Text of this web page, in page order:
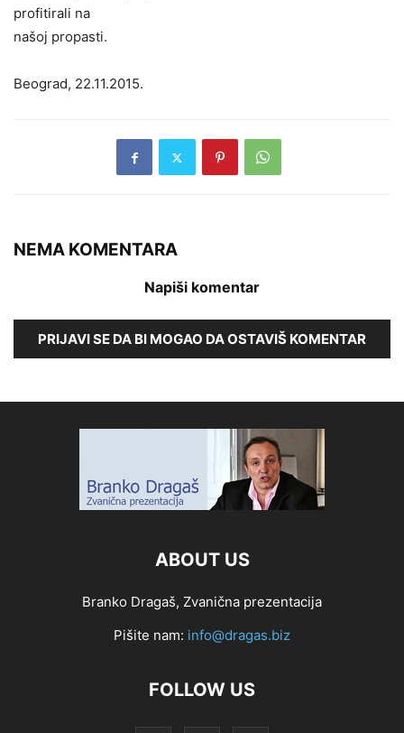
profitirali na
našoj propasti.
Beograd, 22.11.2015.
NEMA KOMENTARA
Napiši komentar
PRIJAVI SE DA BI MOGAO DA OSTAVIŠ KOMENTAR
ABOUT US
Branko Dragaš, Zvanična prezentacija
Pišite nam: info@dragas.biz
FOLLOW US